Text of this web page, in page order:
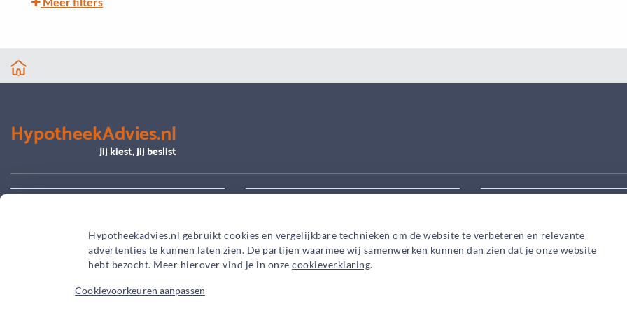
Hypotheekadvies.nl gebruikt cookies en vergelijkbare technieken om de website te verbeteren en relevante
advertenties te kunnen laten zien. De partijen waarmee wij samenwerken kunnen dan zien dat je onze website
hebt bezocht. Meer hierover vind je in onze cookieverklaring.
Cookievoorkeuren aanpassen
HypotheekAdvies.nl
Jij kiest, jij beslist